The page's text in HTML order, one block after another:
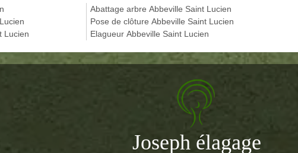
Lucien
Abattage arbre Abbeville Saint Lucien
Pose de clôture Abbeville Saint Lucien
Elagueur Abbeville Saint Lucien
Joseph élagage